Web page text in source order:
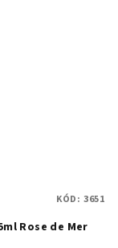
Rose de Mer
KÓD: 3651